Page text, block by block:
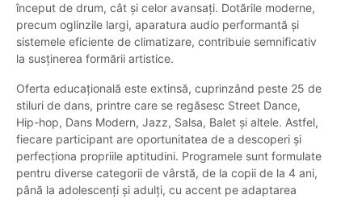
început de drum, cât și celor avansați. Dotările moderne,
precum oglinzile largi, aparatura audio performantă și
sistemele eficiente de climatizare, contribuie semnificativ
la susținerea formării artistice.
Oferta educațională este extinsă, cuprinzând peste 25 de
stiluri de dans, printre care se regăsesc Street Dance,
Hip-hop, Dans Modern, Jazz, Salsa, Balet și altele. Astfel,
fiecare participant are oportunitatea de a descoperi și
perfecționa propriile aptitudini. Programele sunt formulate
pentru diverse categorii de vârstă, de la copii de la 4 ani,
până la adolescenți și adulți, cu accent pe adaptarea